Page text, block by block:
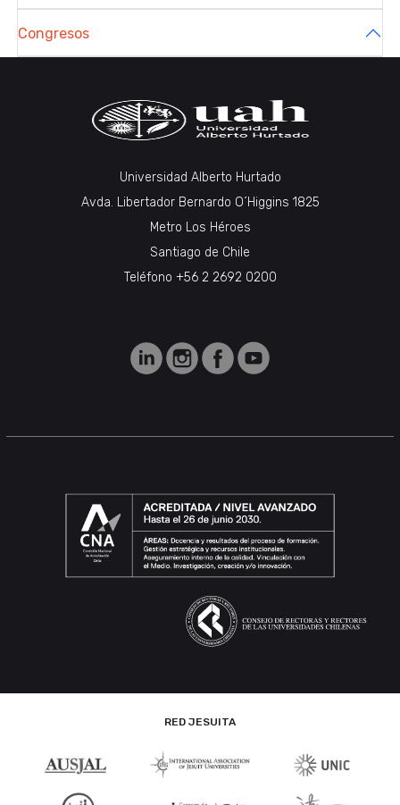
Congresos
Universidad Alberto Hurtado
Avda. Libertador Bernardo O´Higgins 1825
Metro Los Héroes
Santiago de Chile
Teléfono +56 2 2692 0200
RED JESUITA